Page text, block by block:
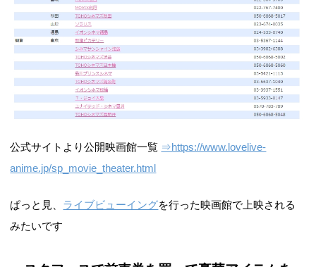
公式サイトより公開映画館一覧 ⇒https://www.lovelive-
anime.jp/sp_movie_theater.html
ぱっと見、 ライブビューイングを行った映画館で上映される
みたいです